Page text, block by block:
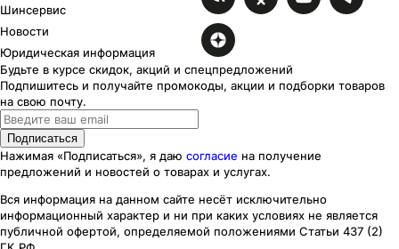
Шинсервис
Новости
Юридическая информация
Будьте в курсе скидок, акций и спецпредложений
Подпишитесь и получайте промокоды, акции и подборки товаров
на свою почту.
Подписаться
Нажимая «Подписаться», я даю согласие на получение
предложений и новостей о товарах и услугах.
Вся информация на данном сайте несёт исключительно
информационный характер и ни при каких условиях не является
публичной офертой, определяемой положениями Статьи 437 (2)